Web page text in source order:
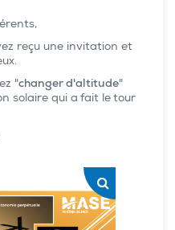
reçu une invitation et
"changer d'altitude"
solaire qui a fait le tour